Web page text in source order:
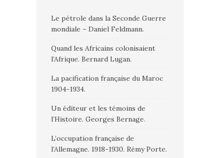
Le pétrole dans la Seconde Guerre
mondiale – Daniel Feldmann.
Quand les Africains colonisaient
l’Afrique. Bernard Lugan.
La pacification française du Maroc
1904-1934.
Un éditeur et les témoins de
l’Histoire. Georges Bernage.
L’occupation française de
l’Allemagne. 1918-1930. Rémy Porte.